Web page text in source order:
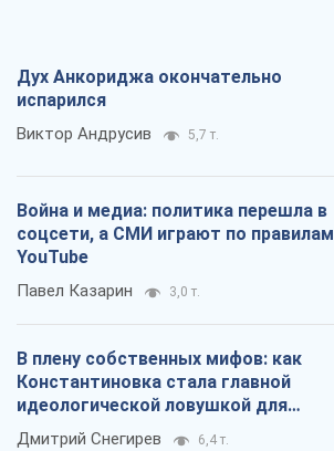
Дух Анкориджа окончательно
испарился
Виктор Андрусив 5,7 т.
Война и медиа: политика перешла в
соцсети, а СМИ играют по правилам
YouTube
Павел Казарин 3,0 т.
В плену собственных мифов: как
Константиновка стала главной
идеологической ловушкой для
российских оккупантов
Дмитрий Снегирев 6,4 т.